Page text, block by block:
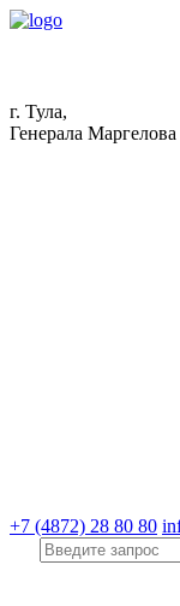
г. Тула,
Генерала
+7 (4872) 28 80 80